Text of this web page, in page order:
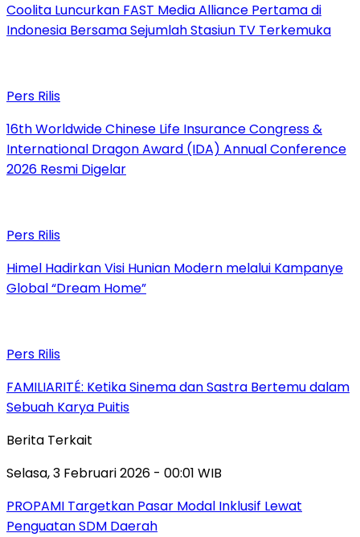
Coolita Luncurkan FAST Media Alliance Pertama di
Indonesia Bersama Sejumlah Stasiun TV Terkemuka
Pers Rilis
16th Worldwide Chinese Life Insurance Congress &
International Dragon Award (IDA) Annual Conference
2026 Resmi Digelar
Pers Rilis
Himel Hadirkan Visi Hunian Modern melalui Kampanye
Global “Dream Home”
Pers Rilis
FAMILIARITÉ: Ketika Sinema dan Sastra Bertemu dalam
Sebuah Karya Puitis
Berita Terkait
Selasa, 3 Februari 2026 - 00:01 WIB
PROPAMI Targetkan Pasar Modal Inklusif Lewat
Penguatan SDM Daerah